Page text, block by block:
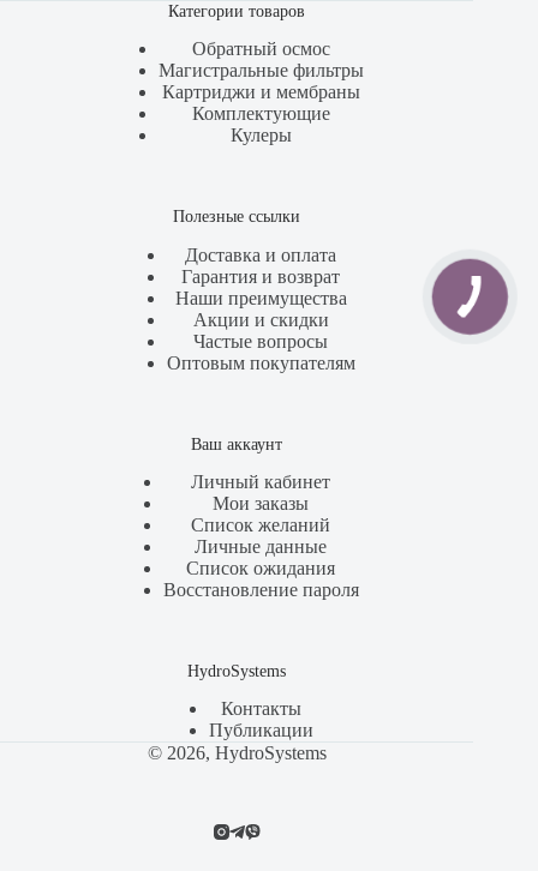
Категории товаров
Обратный осмос
Магистральные фильтры
Картриджи и мембраны
Комплектующие
Кулеры
Полезные ссылки
Доставка и оплата
Гарантия и возврат
Наши преимущества
Акции и скидки
Частые вопросы
Оптовым покупателям
Ваш аккаунт
Личный кабинет
Мои заказы
Список желаний
Личные данные
Список ожидания
Восстановление пароля
HydroSystems
Контакты
Публикации
© 2026, HydroSystems